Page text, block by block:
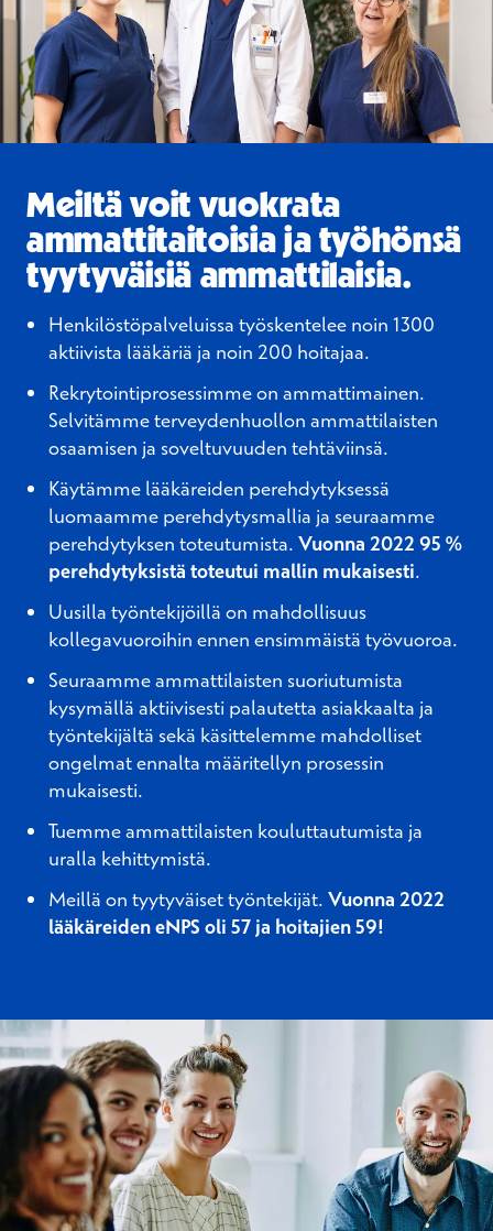
Meiltä voit vuokrata
ammattitaitoisia ja työhönsä
tyytyväisiä ammattilaisia.
Henkilöstöpalveluissa työskentelee noin 1300
aktiivista lääkäriä ja noin 200 hoitajaa.
Rekrytointiprosessimme on ammattimainen.
Selvitämme terveydenhuollon ammattilaisten
osaamisen ja soveltuvuuden tehtäviinsä.
Käytämme lääkäreiden perehdytyksessä
luomaamme perehdytysmallia ja seuraamme
perehdytyksen toteutumista. Vuonna 2022 95 %
perehdytyksistä toteutui mallin mukaisesti.
Uusilla työntekijöillä on mahdollisuus
kollegavuoroihin ennen ensimmäistä työvuoroa. ​
Seuraamme ammattilaisten suoriutumista
kysymällä aktiivisesti palautetta asiakkaalta ja
työntekijältä sekä käsittelemme mahdolliset
ongelmat ennalta määritellyn prosessin
mukaisesti.
Tuemme ammattilaisten kouluttautumista ja
uralla kehittymistä.
Meillä on tyytyväiset työntekijät. Vuonna 2022
lääkäreiden eNPS oli 57 ja hoitajien 59!